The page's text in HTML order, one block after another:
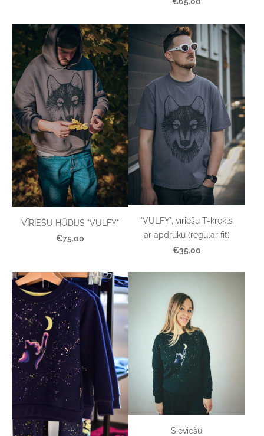
VĪRIEŠU HŪDIJS "VULFY"
€75.00
"VULFY", vīriešu T-krekls
ar apdruku (regular fit)
€35.00
Sieviešu